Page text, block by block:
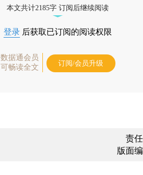
本文共计2185字 订阅后继续阅读
登录 后获取已订阅的阅读权限
数据通会员
可畅读全文
订阅/会员升级
责
版面